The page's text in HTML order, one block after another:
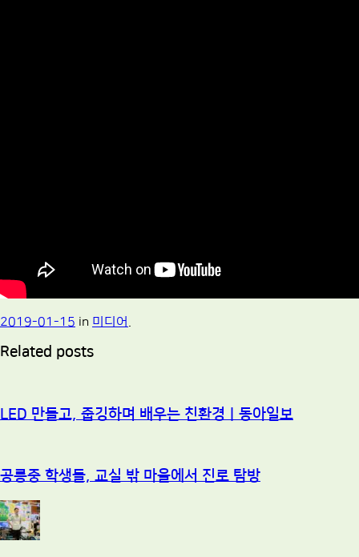
2019-01-15 in 미디어
Related posts
LED 만들고, 줍깅하며 배우는 친환경｜동아일보
공릉중 학생들, 교실 밖 마을에서 진로 탐방